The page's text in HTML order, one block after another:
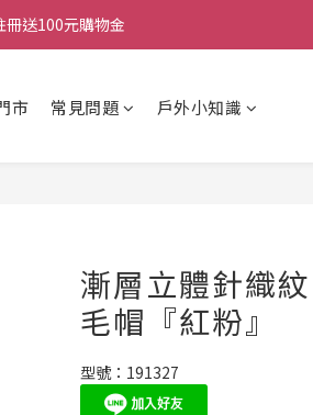
冊送100元購物金
市 常見問題 戶外小知識
漸層立體針織
毛帽『紅粉』
型號：191327